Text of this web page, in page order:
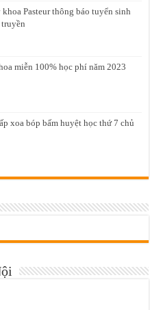
Pasteur thông báo tuyển sinh
miễn 100% học phí năm 2023
xoa bóp bấm huyệt học thứ 7 chủ